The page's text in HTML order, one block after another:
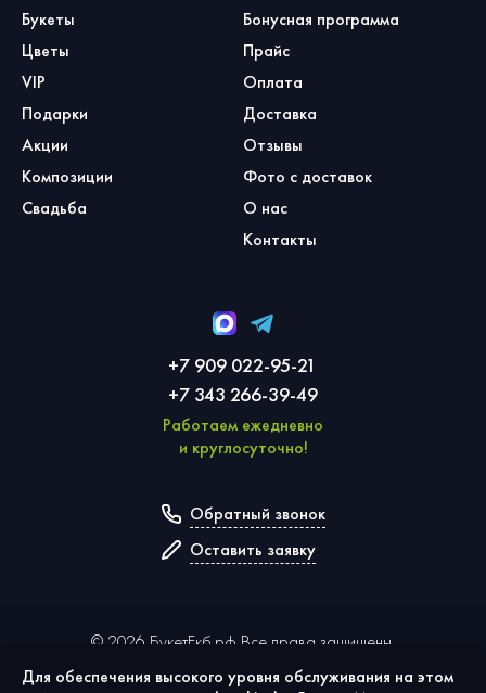
Букеты
Цветы
VIP
Подарки
Акции
Композиции
Свадьба
Бонусная программа
Прайс
Оплата
Доставка
Отзывы
Фото с доставок
О нас
Контакты
+7 909 022-95-21
+7 343 266-39-49
Работаем ежедневно
и круглосуточно!
Обратный звонок
Оставить заявку
© 2026 БукетЕкб.рф Все права защищены.
Для обеспечения высокого уровня обслуживания на этом